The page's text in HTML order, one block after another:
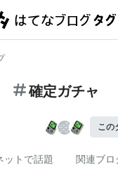
確定ガチャ
この
ットで話題 関連ブロ